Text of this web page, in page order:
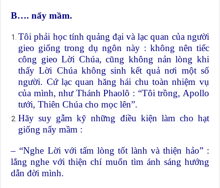
B…. nẩy mầm.
Tôi phải học tính quảng đại và lạc quan của người
gieo giống trong dụ ngôn này : không nên tiếc
công gieo Lời Chúa, cũng không nản lòng khi
thấy Lời Chúa không sinh kết quả nơi một số
người. Cứ lạc quan hăng hái chu toàn nhiệm vụ
của mình, như Thánh Phaolô : “Tôi trồng, Apollo
tưới, Thiên Chúa cho mọc lên”.
Hãy suy gẫm kỹ những điều kiện làm cho hạt
giống nẩy mầm :
– “Nghe Lời với tấm lòng tốt lành và thiện hảo” :
lắng nghe với thiện chí muốn tìm ánh sáng hướng
dẫn đời mình.